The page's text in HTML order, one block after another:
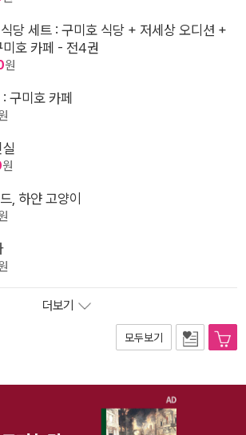
당 세트 : 구미호 식당 + 저세상 오디션 +
호 카페 - 전4권
원
구미호 카페
원
, 하얀 고양이
더보기
모두보기